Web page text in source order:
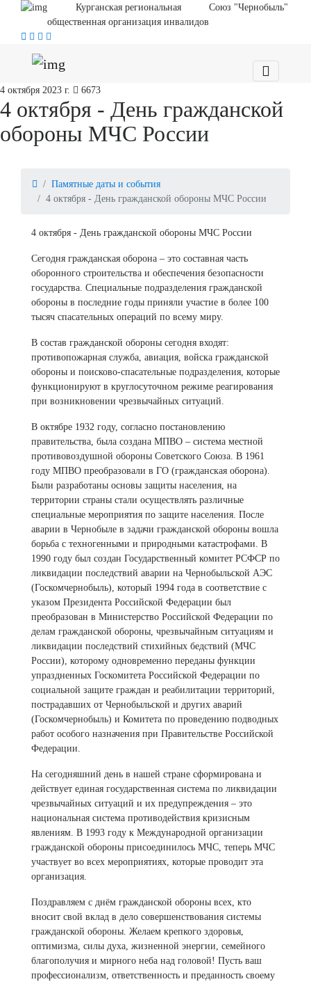
Курганская региональная
общественная организация инвалидов
Союз "Чернобыль"
4 октября 2023 г. 6673
4 октября - День гражданской
обороны МЧС России
Памятные даты и события
4 октября - День гражданской обороны МЧС России
4 октября - День гражданской обороны МЧС России
Сегодня гражданская оборона – это составная часть
оборонного строительства и обеспечения безопасности
государства. Специальные подразделения гражданской
обороны в последние годы приняли участие в более 100
тысяч спасательных операций по всему миру.
В состав гражданской обороны сегодня входят:
противопожарная служба, авиация, войска гражданской
обороны и поисково-спасательные подразделения, которые
функционируют в круглосуточном режиме реагирования
при возникновении чрезвычайных ситуаций.
В октябре 1932 году, согласно постановлению
правительства, была создана МПВО – система местной
противовоздушной обороны Советского Союза. В 1961
году МПВО преобразовали в ГО (гражданская оборона).
Были разработаны основы защиты населения, на
территории страны стали осуществлять различные
специальные мероприятия по защите населения. После
аварии в Чернобыле в задачи гражданской обороны вошла
борьба с техногенными и природными катастрофами. В
1990 году был создан Государственный комитет РСФСР по
ликвидации последствий аварии на Чернобыльской АЭС
(Госкомчернобыль), который 1994 года в соответствие с
указом Президента Российской Федерации был
преобразован в Министерство Российской Федерации по
делам гражданской обороны, чрезвычайным ситуациям и
ликвидации последствий стихийных бедствий (МЧС
России), которому одновременно переданы функции
упраздненных Госкомитета Российской Федерации по
социальной защите граждан и реабилитации территорий,
пострадавших от Чернобыльской и других аварий
(Госкомчернобыль) и Комитета по проведению подводных
работ особого назначения при Правительстве Российской
Федерации.
На сегодняшний день в нашей стране сформирована и
действует единая государственная система по ликвидации
чрезвычайных ситуаций и их предупреждения – это
национальная система противодействия кризисным
явлениям. В 1993 году к Международной организации
гражданской обороны присоединилось МЧС, теперь МЧС
участвует во всех мероприятиях, которые проводит эта
организация.
Поздравляем с днём гражданской обороны всех, кто
вносит свой вклад в дело совершенствования системы
гражданской обороны. Желаем крепкого здоровья,
оптимизма, силы духа, жизненной энергии, семейного
благополучия и мирного неба над головой! Пусть ваш
профессионализм, ответственность и преданность своему